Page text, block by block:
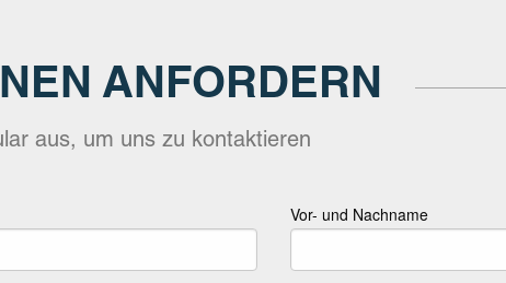
ANFORDERN
aus, um uns zu kontaktieren
Vor- und Nachname